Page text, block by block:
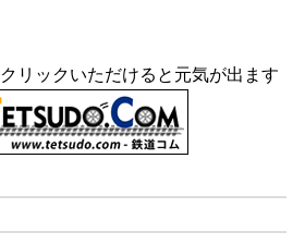
リックいただけると元気が出ます